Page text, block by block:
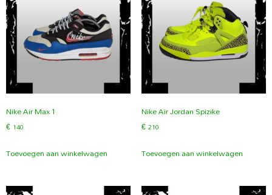
Nike Air Max 1
€ 140
Toevoegen aan winkelwagen
Nike Air Jordan Spizike
€210
Toevoegen aan winkelwagen